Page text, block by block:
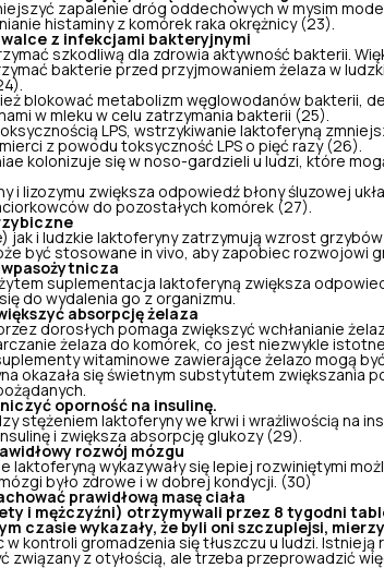
zapalenie dróg oddechowych w mysim
histaminy z komórek raka okrężnicy (23).
z infekcjami bakteryjnymi
szkodliwą dla zdrowia aktywność bakterii.
bakterie przed przyjmowaniem żelaza w
blokować metabolizm węglowodanów bakterii,
w mleku w celu zatrzymania bakterii (25).
LPS, wstrzykiwanie laktoferyną
z powodu toksyczność LPS o pięć razy (26).
kolonizuje się w noso-gardzieli u ludzi, które
i lizozymu zwiększa odpowiedź błony śluzowej
do pozostałych komórek (27).
jak i ludzkie laktoferyny zatrzymują wzrost
być stosowane in vivo, aby zapobiec rozwojowi
suplementacja laktoferyną zwiększa
do wydalenia go z organizmu.
absorpcję żelaza
dorosłych pomaga zwiększyć wchłanianie
żelaza do komórek, co jest niezwykle
witaminowe zawierające żelazo mogą
okazała się świetnym substytutem zwiększania
oporność na insulinę.
stężeniem laktoferyny we krwi i wrażliwością na
i zwiększa absorpcję glukozy (29).
rozwój mózgu
laktoferyną wykazywały się lepiej rozwiniętymi
było zdrowe i w dobrej kondycji. (30)
prawidłową masę ciała
i mężczyźni) otrzymywali przez 8 tygodni
czasie wykazały, że byli oni szczuplejsi,
w kontroli gromadzenia się tłuszczu u ludzi.
Istnieją
związany z otyłością, ale trzeba przeprowadzić